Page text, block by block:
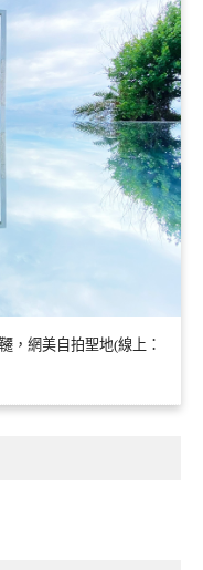
，網美自拍聖地(線上：